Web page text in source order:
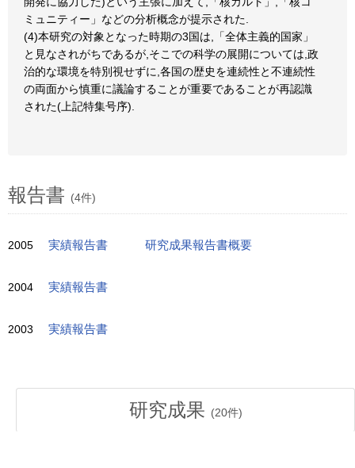
ミュニティー」などの分析概念が提示された.
(4)本研究の対象となった時期の3国は,「全体主義的国家」
と見なされがちであるが,そこでの科学の展開については,政
治的な環境を特別視せずに,各国の歴史を連続性と不連続性
の両面から慎重に議論することが重要であることが再認識
された(上記特集号序).
報告書 (4件)
2005 実績報告書 研究成果報告書概要
2004 実績報告書
2003 実績報告書
研究成果 (20件)